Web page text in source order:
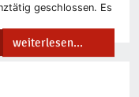
geschlossen. Es
weiterlesen...